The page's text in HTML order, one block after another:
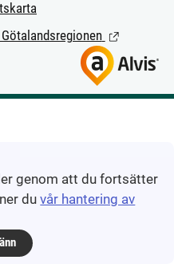
(Länk till
genom att du fortsätter
duvår hantering av